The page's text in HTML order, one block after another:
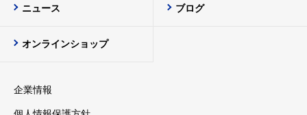
ニュース ブログ
オンラインショップ
企業情報